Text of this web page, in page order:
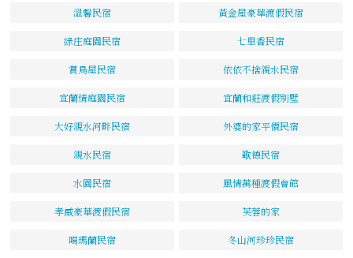
溫馨民宿 黃金屋豪華渡假民宿
綠庄庭園民宿 七里香民宿
賞鳥屋民宿 依依不捨親水民宿
宜蘭情庭園民宿 宜蘭和莊渡假別墅
大好親水河畔民宿 外婆的家平價民宿
親水民宿 歌德民宿
水園民宿 風情萬種渡假會館
孝威豪華渡假民宿 芙蓉的家
噶瑪蘭民宿 冬山河珍珍民宿